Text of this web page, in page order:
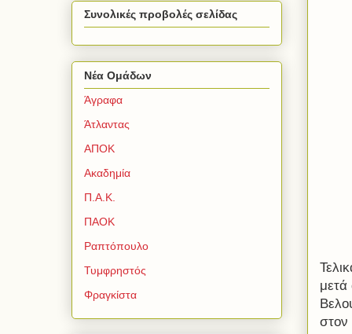
μετά
στον
Συνολικές προβολές σελίδας
Νέα Ομάδων
Άγραφα
Άτλαντας
ΑΠΟΚ
Ακαδημία
Π.Α.Κ.
ΠΑΟΚ
Ραπτόπουλο
Τυμφρηστός
Φραγκίστα